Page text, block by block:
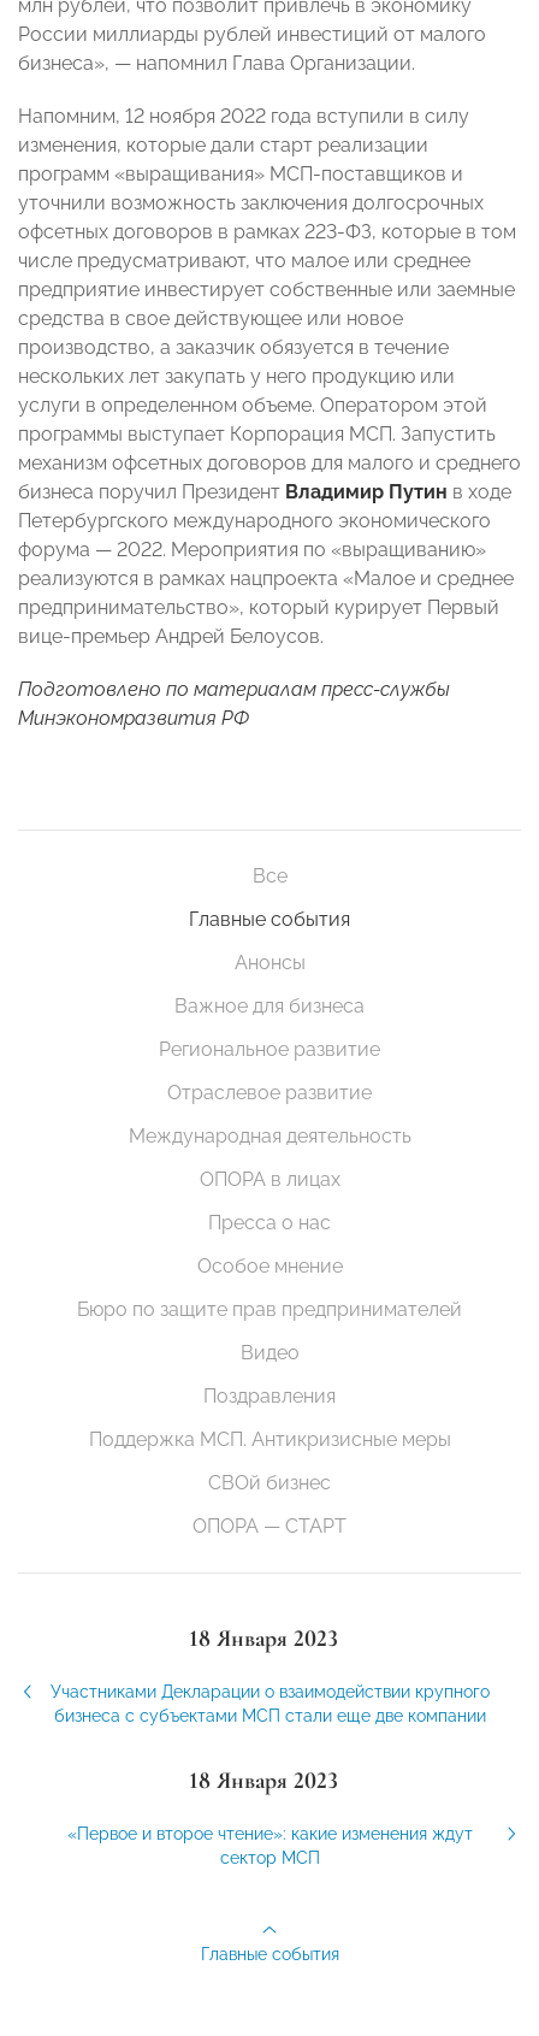
млн рублей, что позволит привлечь в экономику
России миллиарды рублей инвестиций от малого
бизнеса», — напомнил Глава Организации.
Напомним, 12 ноября 2022 года вступили в силу
изменения, которые дали старт реализации
программ «выращивания» МСП-поставщиков и
уточнили возможность заключения долгосрочных
офсетных договоров в рамках 223-ФЗ, которые в том
числе предусматривают, что малое или среднее
предприятие инвестирует собственные или заемные
средства в свое действующее или новое
производство, а заказчик обязуется в течение
нескольких лет закупать у него продукцию или
услуги в определенном объеме. Оператором этой
программы выступает Корпорация МСП. Запустить
механизм офсетных договоров для малого и среднего
бизнеса поручил Президент Владимир Путин в ходе
Петербургского международного экономического
форума — 2022. Мероприятия по «выращиванию»
реализуются в рамках нацпроекта «Малое и среднее
предпринимательство», который курирует Первый
вице-премьер Андрей Белоусов.
Подготовлено по материалам пресс-службы
Минэкономразвития РФ
Все
Главные события
Анонсы
Важное для бизнеса
Региональное развитие
Отраслевое развитие
Международная деятельность
ОПОРА в лицах
Пресса о нас
Особое мнение
Бюро по защите прав предпринимателей
Видео
Поздравления
Поддержка МСП. Антикризисные меры
СВОй бизнес
ОПОРА — СТАРТ
18 Января 2023
Участниками Декларации о взаимодействии крупного
бизнеса с субъектами МСП стали еще две компании
18 Января 2023
«Первое и второе чтение»: какие изменения ждут
сектор МСП
Главные события